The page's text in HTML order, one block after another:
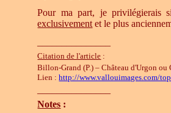
Pour ma part, je privilégierais
exclusivement et le plus
Citation de l'article :
Billon-Grand (P.)–Château d'Urgon
Lien :http://www.vallouimages.com/
Notes :